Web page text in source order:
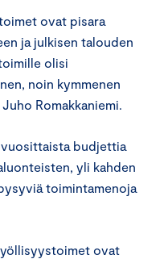
ovat pisara
ja julkisen talouden
olisi
noin kymmenen
Romakkaniemi.
vuosittaista budjettia
yli kahden
toimintamenoja
ovat